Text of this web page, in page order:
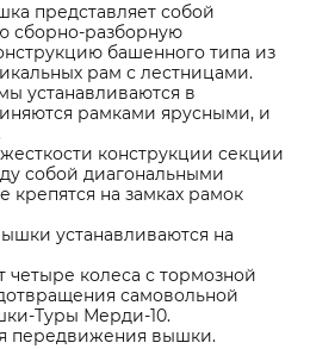
представляет собой
сборно-разборную
башенного типа из
рам с лестницами.
устанавливаются в
рамками ярусными, и
конструкции секции
собой диагональными
крепятся на замках рамок
устанавливаются на
колеса с тормозной
самовольной
Туры Мерди-10.
передвижения вышки.